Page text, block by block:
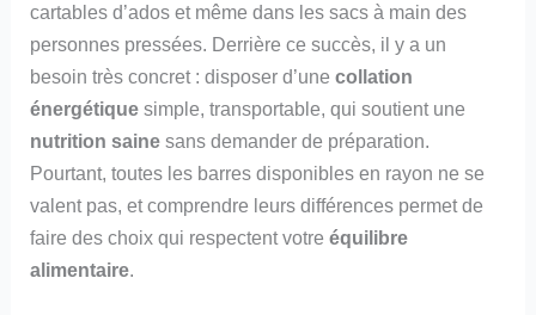
cartables d’ados et même dans les sacs à main des
personnes pressées. Derrière ce succès, il y a un
besoin très concret : disposer d’unecollation
énergétique simple, transportable, qui soutient une
nutrition saine sans demander de préparation.
Pourtant, toutes les barres disponibles en rayon ne se
valent pas, et comprendre leurs différences permet de
faire des choix qui respectent votreéquilibre
alimentaire.